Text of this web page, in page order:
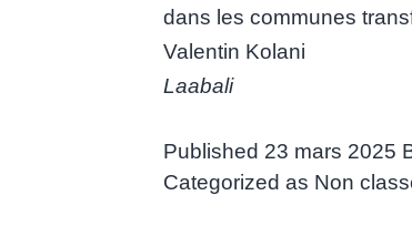
dans les communes
Valentin Kolani
Laabali
Published 23 mars 2025
Categorized as Non